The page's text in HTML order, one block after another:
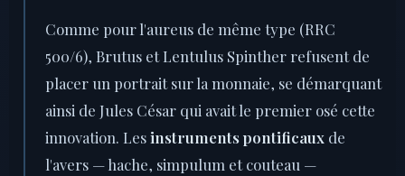
Comme pour l'aureus de même type (RRC
500/6), Brutus et Lentulus Spinther refusent de
placer un portrait sur la monnaie, se démarquant
ainsi de Jules César qui avait le premier osé cette
innovation. Lesinstruments pontificaux de
l'avers — hache, simpulum et couteau —